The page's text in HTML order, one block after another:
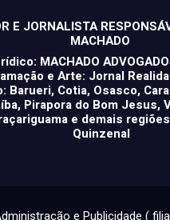
E JORNALISTA
MACHADO
MACHADO
e Arte: Jornal
Barueri, Cotia, Osasco,
Pirapora do Bom Jesus,
e demais
Quinzenal
e Publicidade (